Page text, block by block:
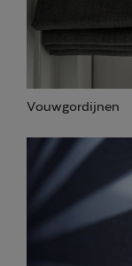
Vouwgordijnen